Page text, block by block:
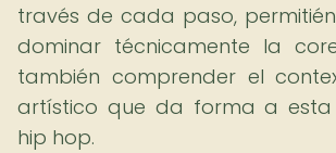
través de cada paso,
dominar técnicamente la
también comprender el
artístico que da forma a esta
hip hop.